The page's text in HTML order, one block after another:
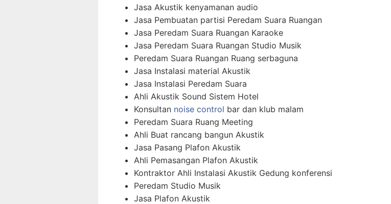
Jasa Akustik kenyamanan audio
Jasa Pembuatan partisi Peredam Suara Ruangan
Jasa Peredam Suara Ruangan Karaoke
Jasa Peredam Suara Ruangan Studio Musik
Peredam Suara Ruangan Ruang serbaguna
Jasa Instalasi material Akustik
Jasa Instalasi Peredam Suara
Ahli Akustik Sound Sistem Hotel
Konsultan noise control bar dan klub malam
Peredam Suara Ruang Meeting
Ahli Buat rancang bangun Akustik
Jasa Pasang Plafon Akustik
Ahli Pemasangan Plafon Akustik
Kontraktor Ahli Instalasi Akustik Gedung konferensi
Peredam Studio Musik
Jasa Plafon Akustik